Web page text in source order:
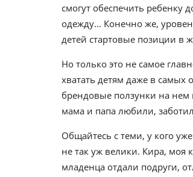
смогут обеспечить
одежду… Конечно же,
детей стартовые позиции в
Но только это не самое
хватать детям даже в самых
брендовые ползунки на нем
мама и папа любили,
Общайтесь с теми, у кого
не так уж велики. Кира, моя
младенца отдали подруги,